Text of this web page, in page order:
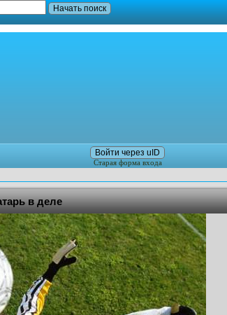
Войти через uID
Старая форма входа
в деле